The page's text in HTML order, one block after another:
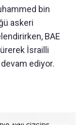
bin
askeri
BAE
İsrailli
ediyor.